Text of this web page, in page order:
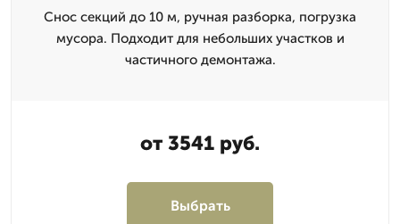
Снос секций до 10 м, ручная разборка, погрузка
мусора. Подходит для небольших участков и
частичного демонтажа.
от 3541 руб.
Выбрать